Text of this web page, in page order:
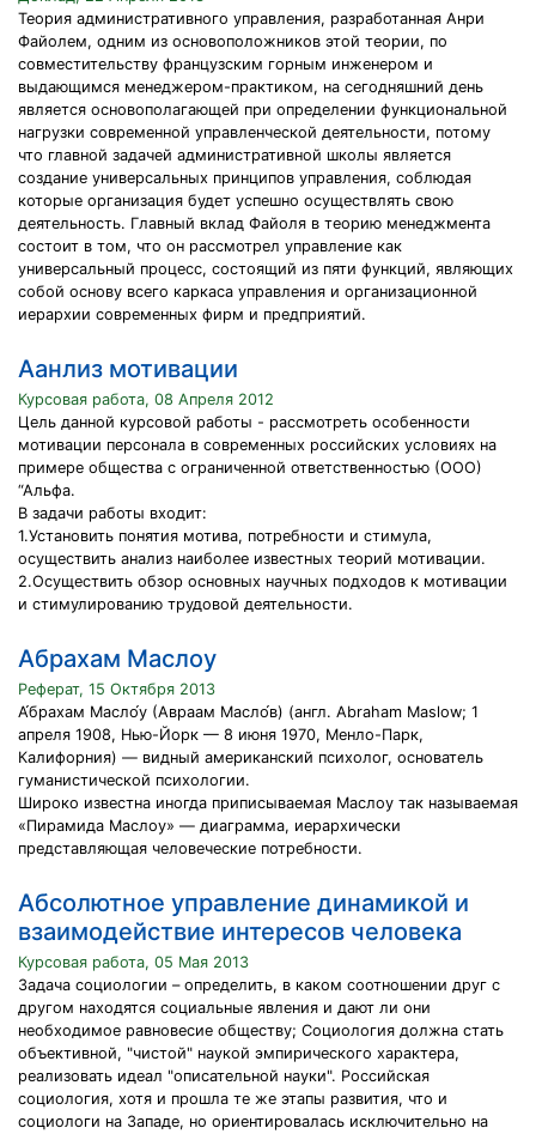
Теория административного управления, разработанная Анри
Файолем, одним из основоположников этой теории, по
совместительству французским горным инженером и
выдающимся менеджером-практиком, на сегодняшний день
является основополагающей при определении функциональной
нагрузки современной управленческой деятельности, потому
что главной задачей административной школы является
создание универсальных принципов управления, соблюдая
которые организация будет успешно осуществлять свою
деятельность. Главный вклад Файоля в теорию менеджмента
состоит в том, что он рассмотрел управление как
универсальный процесс, состоящий из пяти функций, являющих
собой основу всего каркаса управления и организационной
иерархии современных фирм и предприятий.
Аанлиз мотивации
Курсовая работа, 08 Апреля 2012
Цель данной курсовой работы - рассмотреть особенности
мотивации персонала в современных российских условиях на
примере общества с ограниченной ответственностью (ООО)
“Альфа.
В задачи работы входит:
1.Установить понятия мотива, потребности и стимула,
осуществить анализ наиболее известных теорий мотивации.
2.Осуществить обзор основных научных подходов к мотивации
и стимулированию трудовой деятельности.
Абрахам Маслоу
Реферат, 15 Октября 2013
А́брахам Масло́у (Авраам Масло́в) (англ. Abraham Maslow; 1
апреля 1908, Нью-Йорк — 8 июня 1970, Менло-Парк,
Калифорния) — видный американский психолог, основатель
гуманистической психологии.
Широко известна иногда приписываемая Маслоу так называемая
«Пирамида Маслоу» — диаграмма, иерархически
представляющая человеческие потребности.
Абсолютное управление динамикой и
взаимодействие интересов человека
Курсовая работа, 05 Мая 2013
Задача социологии – определить, в каком соотношении друг с
другом находятся социальные явления и дают ли они
необходимое равновесие обществу; Социология должна стать
объективной, "чистой" наукой эмпирического характера,
реализовать идеал "описательной науки". Российская
социология, хотя и прошла те же этапы развития, что и
социологи на Западе, но ориентировалась исключительно на